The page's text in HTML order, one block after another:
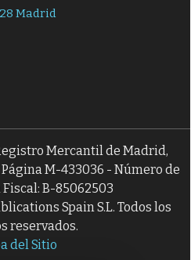
Madrid
Mercantil de Madrid,
Página M-433036 - Número de
B-85062503
Spain S.L. Todos los
reservados.
del Sitio